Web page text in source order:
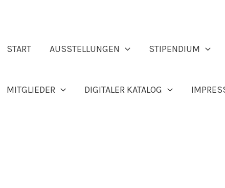
START AUSSTELLUNGEN STIPENDIUM
MITGLIEDER DIGITALER KATALOG